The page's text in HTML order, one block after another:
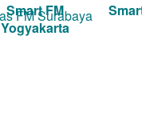
Smart FM
Yogyakarta